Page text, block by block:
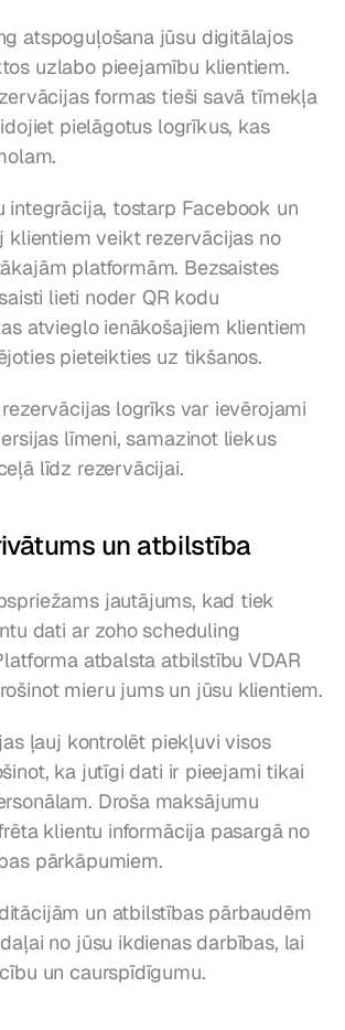
atspoguļošana jūsu digitālajos
uzlabo pieejamību klientiem.
formas tieši savā tīmekļa
pielāgotus logrīkus, kas
integrācija, tostarp Facebook un
klientiem veikt rezervācijas no
platformām. Bezsaistes
lieti noder QR kodu
atvieglo ienākošajiem klientiem
pieteikties uz tikšanos.
logrīks var ievērojami
līmeni, samazinot liekus
līdz rezervācijai.
un atbilstība
jautājums, kad tiek
dati ar zoho scheduling
atbalsta atbilstību VDAR
mieru jums un jūsu klientiem.
ļauj kontrolēt piekļuvi visos
ka jutīgi dati ir pieejami tikai
Droša maksājumu
klientu informācija pasargā no
pārkāpumiem.
un atbilstības pārbaudēm
no jūsu ikdienas darbības, lai
un caurspīdīgumu.